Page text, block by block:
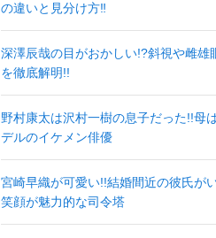
の違いと見分け方‼
深澤辰哉の目がおかしい!?斜視や雌雄
を徹底解明!!
野村康太は沢村一樹の息子だった!!母
デルのイケメン俳優
宮崎早織が可愛い!!結婚間近の彼氏が
笑顔が魅力的な司令塔